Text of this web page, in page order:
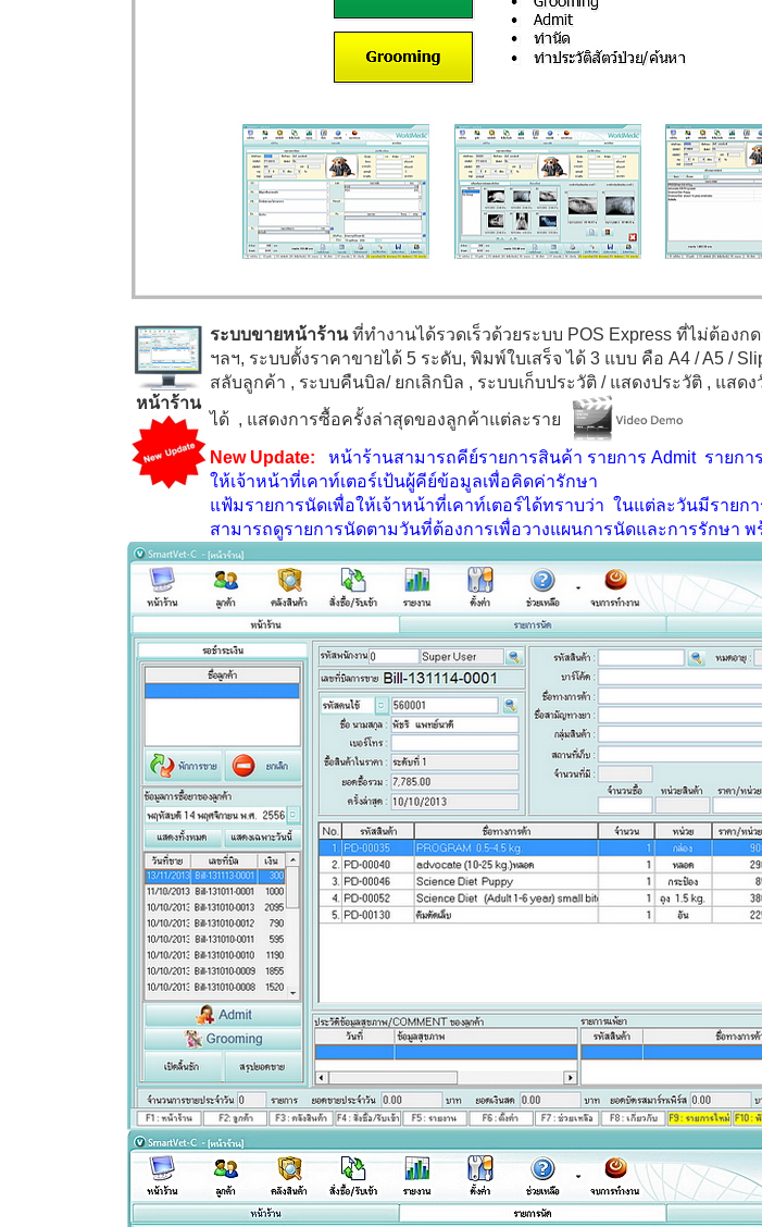
หน้าร้าน
ระบบขายหน้าร้านที่ทำงานได้รวดเร็วด้วยระบบ POS Express ที่ไม่ต้องก
ฯลฯ, ระบบตั้งราคาขายได้ 5 ระดับ, พิมพ์ใบเสร็จ ได้ 3 แบบ คือ A4 / A5 /
สลับลูกค้า , ระบบคืนบิล/ ยกเลิกบิล , ระบบเก็บประวัติ / แสดงประวัติ , แสด
ได้ , แสดงการซื้อครั้งล่าสุดของลูกค้าแต่ละราย
New Update: หน้าร้านสามารถคีย์รายการสินค้า รายการ Admit รายการ
ให้เจ้าหน้าที่เคาท์เตอร์เป้นผู้คีย์ข้อมูลเพื่อคิดค่ารักษา
แฟ้มรายการนัดเพื่อให้เจ้าหน้าที่เคาท์เตอร์ได้ทราบว่า ในแต่ละวันมีรายก
สามารถดูรายการนัดตามวันที่ต้องการเพื่อวางแผนการนัดและการรักษา